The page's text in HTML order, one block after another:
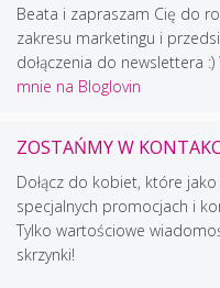
Beata i zapraszam Cię do
zakresu marketingu i
dołączenia do newslettera :)
mnie na Bloglovin
ZOSTAŃMY W
Dołącz do kobiet, które
specjalnych promocjach i
Tylko wartościowe
skrzynki!